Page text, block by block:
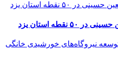
نقطه استان یزد